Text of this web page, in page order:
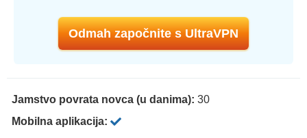
Odmah započnite s UltraVPN
Jamstvo povrata novca (u danima): 30
Mobilna aplikacija: